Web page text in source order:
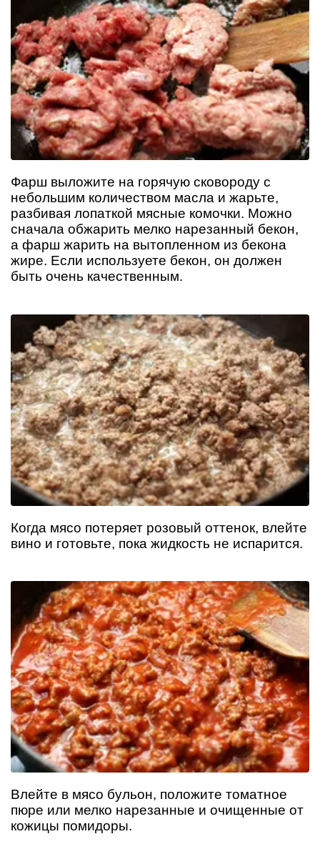
Фарш выложите на горячую сковороду с
небольшим количеством масла и жарьте,
разбивая лопаткой мясные комочки. Можно
сначала обжарить мелко нарезанный бекон,
а фарш жарить на вытопленном из бекона
жире. Если используете бекон, он должен
быть очень качественным.
Когда мясо потеряет розовый оттенок, влейте
вино и готовьте, пока жидкость не испарится.
Влейте в мясо бульон, положите томатное
пюре или мелко нарезанные и очищенные от
кожицы помидоры.